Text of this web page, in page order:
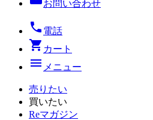
お問い合わせ
local_phone 電話
shopping_cart カート
menu メニュー
売りたい
買いたい
Reマガジン